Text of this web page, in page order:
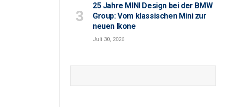
25 Jahre MINI Design bei der BMW
Group: Vom klassischen Mini zur
neuen Ikone
Juli 30, 2026